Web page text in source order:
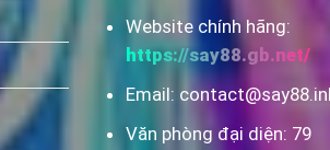
Website chính hãng:
https://say88.gb.net/
Email:
Văn phòng đại diện: 79